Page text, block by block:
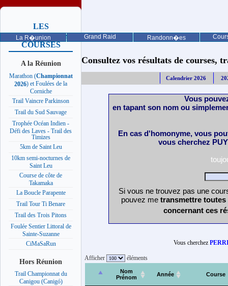
La R�union Grand Raid Randonn�es
LES
PROCHAINES
COURSES
A la Réunion
Marathon (Championnat
2026) et Foulées de la
Corniche
Trail Vaincre Parkinson
Trail du Sud Sauvage
Trophée Océan Indien -
Défi des Laves - Trail des
Timizes
5km de Saint Leu
10km semi-nocturnes de
Saint Leu
Course de côte de
Takamaka
La Boucle Parapente
Trail Tour Ti Benare
Trail des Trois Pitons
Foulée Sentier Littoral de
Sainte-Suzanne
CiMaSaRun
Hors Réunion
Trail Championnat du
Canigou (Canigó)
Consultez vos résultats de courses,
Calendrier 2026
Vous
en tapant son nom ou
En cas d'homonyme, vous
vous cherchez
Si vous ne trouvez pas une
pouvez me transmettre
concernant ces
Vous cherchez
Afficher éléments
Nom
Prénom
Année Course